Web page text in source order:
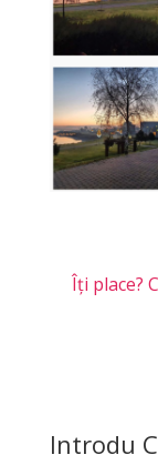
Îți place?
Introdu